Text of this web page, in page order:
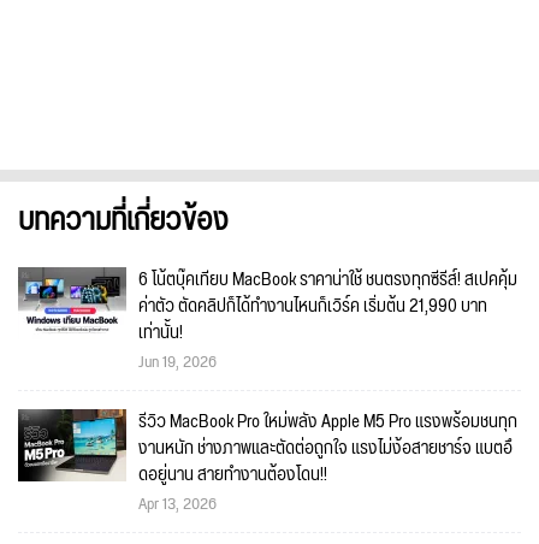
บทความที่เกี่ยวข้อง
6 โน้ตบุ๊คเทียบ MacBook ราคาน่าใช้ ชนตรงทุกซีรีส์! สเปคคุ้ม
ค่าตัว ตัดคลิปก็ได้ทำงานไหนก็เวิร์ค เริ่มต้น 21,990 บาท
เท่านั้น!
Jun 19, 2026
รีวิว MacBook Pro ใหม่พลัง Apple M5 Pro แรงพร้อมชนทุก
งานหนัก ช่างภาพและตัดต่อถูกใจ แรงไม่ง้อสายชาร์จ แบตอึ
ดอยู่นาน สายทำงานต้องโดน!!
Apr 13, 2026